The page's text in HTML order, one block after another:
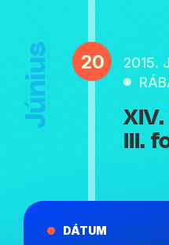
Június 20
2015.
III.
DÁTUM